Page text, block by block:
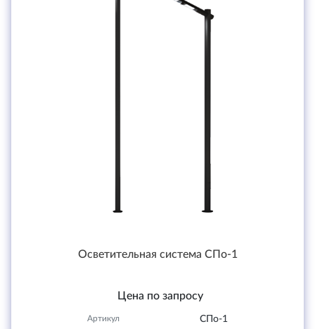
Осветительная система СПо-1
Цена по запросу
Артикул СПо-1